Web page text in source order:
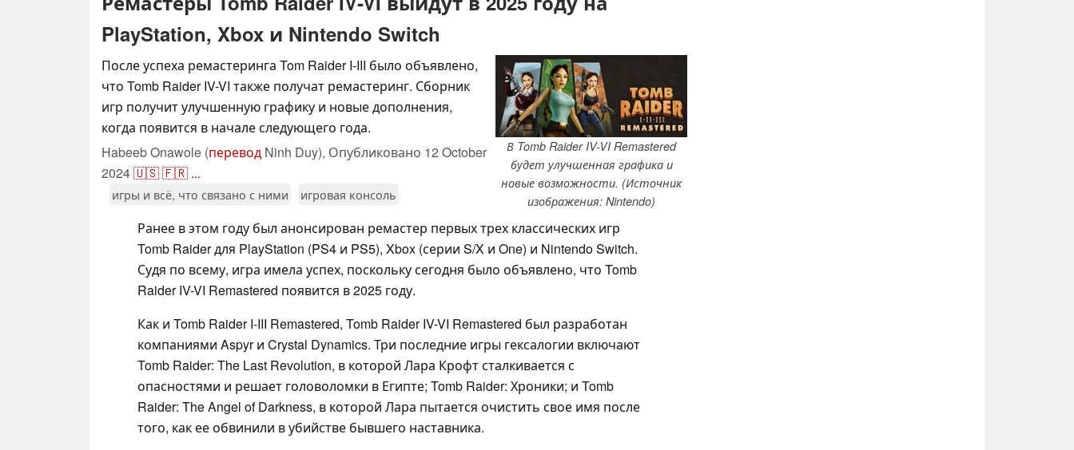
PlayStation, Xbox и Nintendo Switch
В Tomb Raider IV-VI Remastered
будет улучшенная графика и
новые возможности. (Источник
изображения: Nintendo)
После успеха ремастеринга Tom Raider I-III было объявлено,
что Tomb Raider IV-VI также получат ремастеринг. Сборник
игр получит улучшенную графику и новые дополнения,
когда появится в начале следующего года.
Habeeb Onawole (перевод Ninh Duy), Опубликовано 12 October
2024🇺🇸🇫🇷 ...
игры и всё, что связано с ними игровая консоль
Ранее в этом году был анонсирован ремастер первых трех классических игр
Tomb Raider для PlayStation (PS4 и PS5), Xbox (серии S/X и One) и Nintendo Switch.
Судя по всему, игра имела успех, поскольку сегодня было объявлено, что Tomb
Raider IV-VI Remastered появится в 2025 году.
Как и Tomb Raider I-III Remastered, Tomb Raider IV-VI Remastered был разработан
компаниями Aspyr и Crystal Dynamics. Три последние игры гексалогии включают
Tomb Raider: The Last Revolution, в которой Лара Крофт сталкивается с
опасностями и решает головоломки в Египте; Tomb Raider: Хроники; и Tomb
Raider: The Angel of Darkness, в которой Лара пытается очистить свое имя после
того, как ее обвинили в убийстве бывшего наставника.